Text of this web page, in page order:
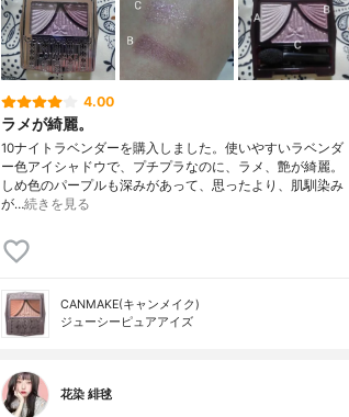
4.00
ラメが綺麗。
10ナイトラベンダーを購入しました。使いやすいラベンダ
ー色アイシャドウで、プチプラなのに、ラメ、艶が綺麗。
しめ色のパープルも深みがあって、思ったより、肌馴染み
が…続きを見る
CANMAKE(キャンメイク)
ジューシーピュアアイズ
花染 緋毬